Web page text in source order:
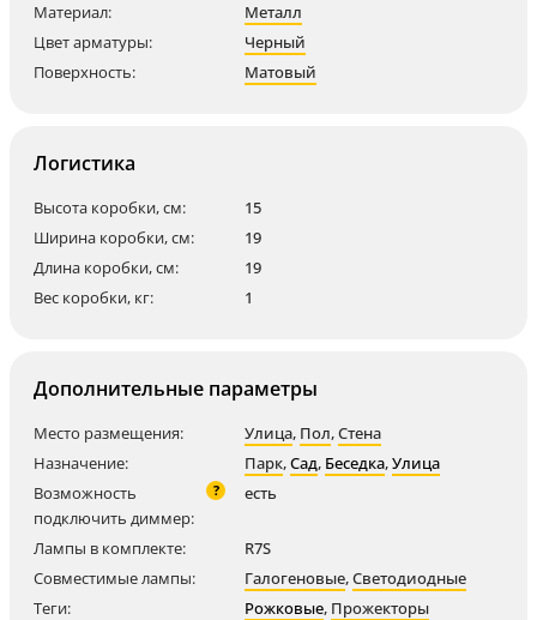
Материал:
Металл
Цвет арматуры:
Черный
Поверхность:
Матовый
Логистика
Высота коробки, см:
15
Ширина коробки, см:
19
Длина коробки, см:
19
Вес коробки, кг:
1
Дополнительные параметры
Место размещения: Улица, Пол,Стена
Назначение:
Парк,Сад, Беседка,Улица
Возможность
подключить диммер:
? есть
Лампы в комплекте:
R7S
Совместимые лампы:
Галогеновые,Светодиодные
Теги:
Рожковые, Прожекторы